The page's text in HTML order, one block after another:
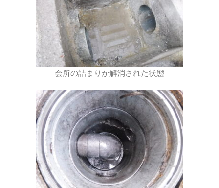
会所の詰まりが解消された状態